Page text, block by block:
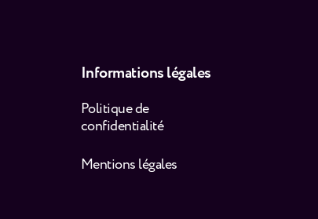
Informations légales
Politique de
confidentialité
Mentions légales